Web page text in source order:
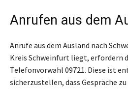
Anrufen aus dem
Anrufe aus dem Ausland nach
Kreis Schweinfurt liegt, erfordern
Telefonvorwahl 09721. Diese ist
sicherzustellen, dass Gespräche zu